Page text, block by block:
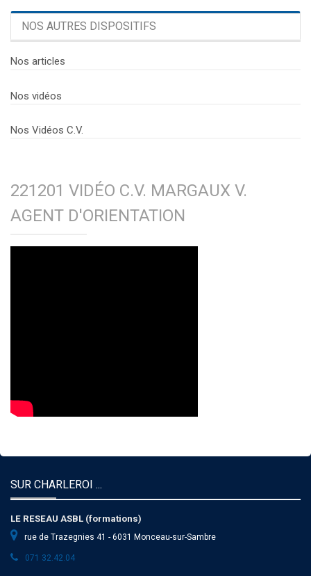
NOS AUTRES DISPOSITIFS
Nos articles
Nos vidéos
Nos Vidéos C.V.
221201 VIDÉO C.V. MARGAUX V.
AGENT D'ORIENTATION
SUR CHARLEROI ...
LE RESEAU ASBL (formations)
rue de Trazegnies 41 - 6031 Monceau-sur-Sambre
071 32.42.04